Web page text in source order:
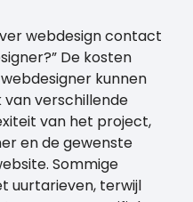
webdesign contact
De kosten
kunnen
verschillende
van het project,
en de gewenste
Sommige
uurtarieven, terwijl